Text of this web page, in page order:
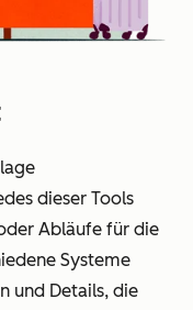
dieser Tools
Abläufe für die
Systeme
und Details, die